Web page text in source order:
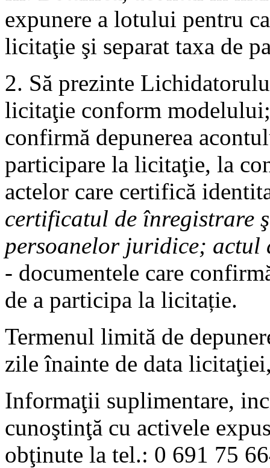
expunere a lotului pentru
licitaţie şi separat taxa de
2. Să prezinte
licitaţie conform
confirmă depunerea
participare la licitaţie, la
actelor care certifică
certificatul de înregistrare
persoanelor juridice; actul
- documentele care
de a participa la licitație.
Termenul limită de
zile înainte de data
Informaţii suplimentare,
cunoştinţă cu activele
obţinute la tel.: 0 691 75